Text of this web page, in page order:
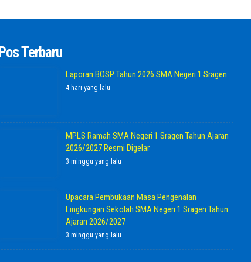
Pos Terbaru
Laporan BOSP Tahun 2026 SMA Negeri 1 Sragen
4 hari yang lalu
MPLS Ramah SMA Negeri 1 Sragen Tahun Ajaran
2026/2027 Resmi Digelar
3 minggu yang lalu
Upacara Pembukaan Masa Pengenalan
Lingkungan Sekolah SMA Negeri 1 Sragen Tahun
Ajaran 2026/2027
3 minggu yang lalu